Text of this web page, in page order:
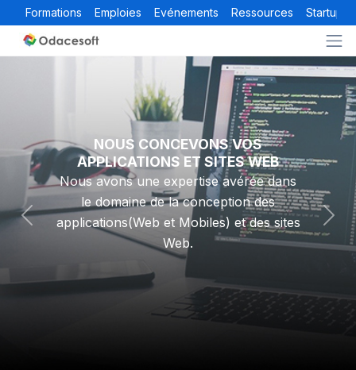
Formations Emploies Evénements Ressources Startups
NOUS CONCEVONS VOS
APPLICATIONS ET SITES WEB
Nous avons une expertise avérée dans
le domaine de la conception des
applications(Web et Mobiles) et des sites
Web.
Previous Next